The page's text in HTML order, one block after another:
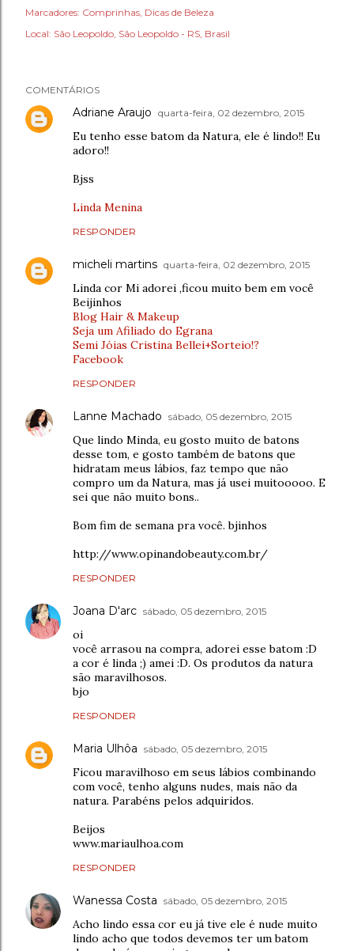
Marcadores: Comprinhas Dicas de Beleza
Local: São Leopoldo, São Leopoldo - RS, Brasil
COMENTÁRIOS
Adriane Araujo quarta-feira, 02 dezembro, 2015
Eu tenho esse batom da Natura, ele é lindo!! Eu
adoro!!
Bjss
Linda Menina
RESPONDER
micheli martins quarta-feira, 02 dezembro, 2015
Linda cor Mi adorei ,ficou muito bem em você
Beijinhos
Blog Hair & Makeup
Seja um Afiliado do Egrana
Semi Jóias Cristina Bellei+Sorteio!?
Facebook
RESPONDER
Lanne Machado sábado, 05 dezembro, 2015
Que lindo Minda, eu gosto muito de batons
desse tom, e gosto também de batons que
hidratam meus lábios, faz tempo que não
compro um da Natura, mas já usei muitooooo. E
sei que não muito bons..
Bom fim de semana pra você. bjinhos
http://www.opinandobeauty.com.br/
RESPONDER
Joana D'arc sábado, 05 dezembro, 2015
oi
você arrasou na compra, adorei esse batom :D
a cor é linda ;) amei :D. Os produtos da natura
são maravilhosos.
bjo
RESPONDER
Maria Ulhôa sábado, 05 dezembro, 2015
Ficou maravilhoso em seus lábios combinando
com você, tenho alguns nudes, mais não da
natura. Parabéns pelos adquiridos.
Beijos
www.mariaulhoa.com
RESPONDER
Wanessa Costa sábado, 05 dezembro, 2015
Acho lindo essa cor eu já tive ele é nude muito
lindo acho que todos devemos ter um batom